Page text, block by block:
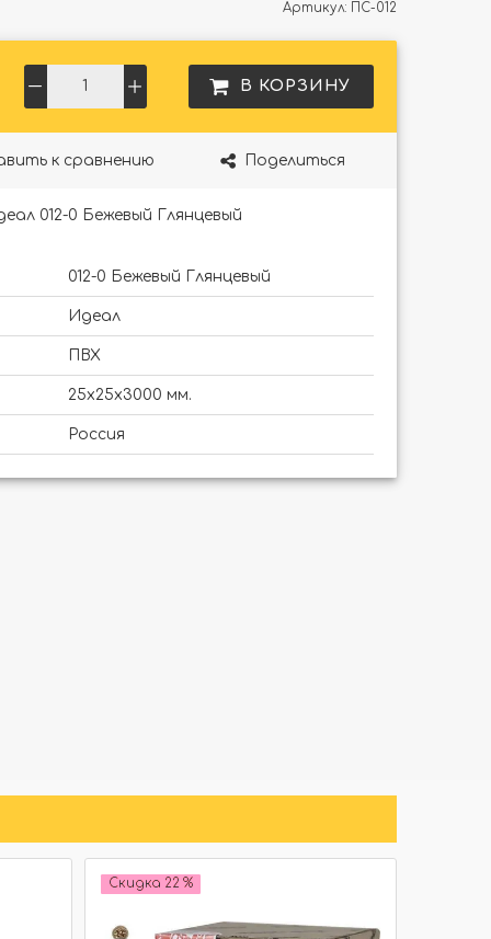
Артикул: ПС-012
В КОРЗИНУ
к сравнению Поделиться
012-0 Бежевый Глянцевый
012-0 Бежевый Глянцевый
Идеал
ПВХ
25х25х3000 мм.
Россия
Скидка 22 %